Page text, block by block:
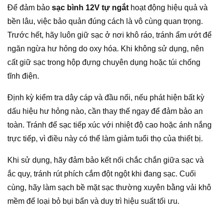
Để đảm bảo sạc bình 12V tự ngắt hoạt động hiệu quả và
bền lâu, việc bảo quản đúng cách là vô cùng quan trọng.
Trước hết, hãy luôn giữ sạc ở nơi khô ráo, tránh ẩm ướt để
ngăn ngừa hư hỏng do oxy hóa. Khi không sử dụng, nên
cất giữ sạc trong hộp đựng chuyên dụng hoặc túi chống
tĩnh điện.
Định kỳ kiểm tra dây cáp và đầu nối, nếu phát hiện bất kỳ
dấu hiệu hư hỏng nào, cần thay thế ngay để đảm bảo an
toàn. Tránh để sạc tiếp xúc với nhiệt độ cao hoặc ánh nắng
trực tiếp, vì điều này có thể làm giảm tuổi thọ của thiết bị.
Khi sử dụng, hãy đảm bảo kết nối chắc chắn giữa sạc và
ắc quy, tránh rút phích cắm đột ngột khi đang sạc. Cuối
cùng, hãy làm sạch bề mặt sạc thường xuyên bằng vải khô
mềm để loại bỏ bụi bẩn và duy trì hiệu suất tối ưu.